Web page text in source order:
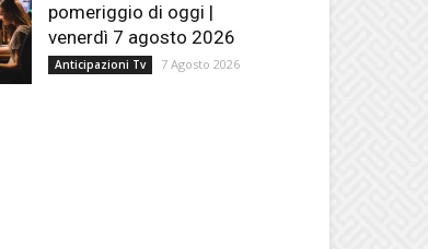
pomeriggio di oggi |
venerdì 7 agosto 2026
Anticipazioni Tv 7 Agosto 2026